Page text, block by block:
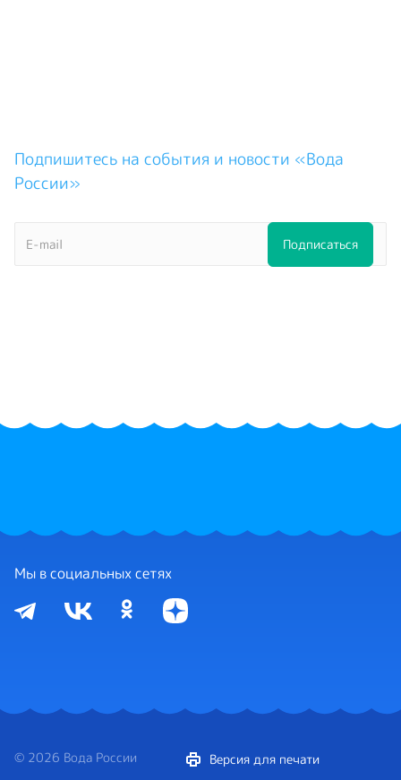
Подпишитесь на события и новости «Вода
России»
Мы в социальных сетях
© 2026 Вода России Версия для печати